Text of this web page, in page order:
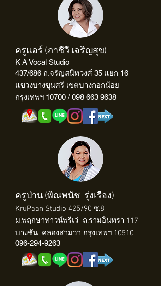
ครูแอร์ (ภาชีวี เจริญสุข)
K A Vocal Studio
437/686 ถ.จรัญสนิทวงศ์ 35 แยก 16
แขวงบางขุนศรี เขตบางกอกน้อย
กรุงเทพฯ 10700 /098 663 9638
ครูป่าน (พิณพนัช รุ่งเรือง)
KruPaan Studio 425/90 ​ซ.​8
​ม.​พฤกษา​ทาวน์​พ​รี​เว่​ ถ.ราม​อินทรา​ 117
บางชัน​ ​คลองสามวา​ กรุงเทพฯ 10510
096-294-9263